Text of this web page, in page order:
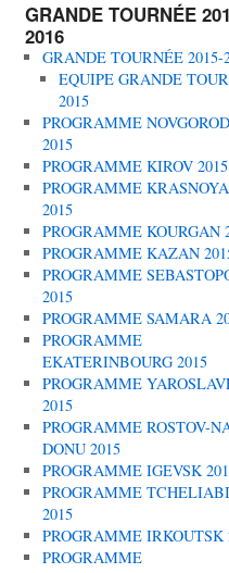
GRANDE TOURNÉE
2016
GRANDE TOURNÉE 2015-
EQUIPE GRANDE
2015
PROGRAMME NOVGOROD
2015
PROGRAMME KIROV 2015
PROGRAMME
2015
PROGRAMME KOURGAN
PROGRAMME KAZAN
PROGRAMME
2015
PROGRAMME SAMARA
PROGRAMME
EKATERINBOURG 2015
PROGRAMME
2015
PROGRAMME ROSTOV-
DONU 2015
PROGRAMME IGEVSK
PROGRAMME
2015
PROGRAMME IRKOUTSK
PROGRAMME